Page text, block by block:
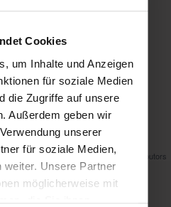
Cookies
um Inhalte und Anzeigen
für soziale Medien
die Zugriffe auf unsere
Außerdem geben wir
unserer
für soziale Medien,
weiter. Unsere Partner
möglicherweise mit
die Sie ihnen
Map data ©OpenStreetMap contributors